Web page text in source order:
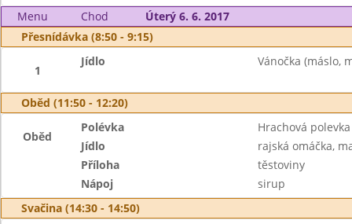
Menu
Chod
Úterý 6. 6. 2017
Přesnídávka (8:50 - 9:15)
1
Jídlo Vánočka (máslo,
Oběd (11:50 - 12:20)
Oběd
Polévka
Hrachová
Jídlo
rajská omáčka,
Příloha
těstoviny
Nápoj
sirup
Svačina (14:30 - 14:50)